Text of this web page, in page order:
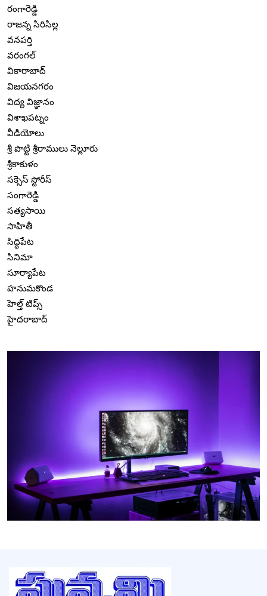
రంగారెడ్డి
రాజన్న సిరిసిల్ల
వనపర్తి
వరంగల్
వికారాబాద్
విజయనగరం
విద్య విజ్ఞానం
విశాఖపట్నం
వీడియోలు
శ్రీ పొట్టి శ్రీరాములు నెల్లూరు
శ్రీకాకుళం
సక్సెస్ స్టోరీస్
సంగారెడ్డి
సత్యసాయి
సాహితీ
సిద్ధిపేట
సినిమా
సూర్యాపేట
హనుమకొండ
హెల్త్ టిప్స్
హైదరాబాద్